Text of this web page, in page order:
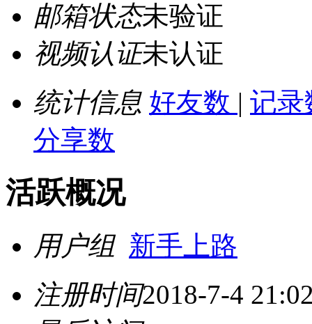
邮箱状态未验证
视频认证未认证
统计信息 好友数 | 记
分享数
活跃概况
用户组 新手上路
注册时间2018-7-4